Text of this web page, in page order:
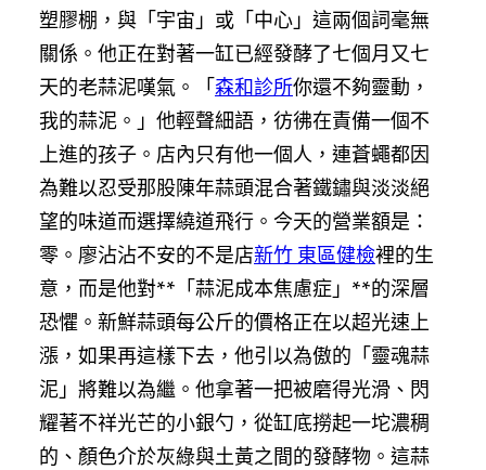
塑膠棚，與「宇宙」或「中心」這兩個詞毫無
關係。他正在對著一缸已經發酵了七個月又七
天的老蒜泥嘆氣。「森和診所你還不夠靈動，
我的蒜泥。」他輕聲細語，彷彿在責備一個不
上進的孩子。店內只有他一個人，連蒼蠅都因
為難以忍受那股陳年蒜頭混合著鐵鏽與淡淡絕
望的味道而選擇繞道飛行。今天的營業額是：
零。廖沾沾不安的不是店新竹 東區健檢裡的生
意，而是他對**「蒜泥成本焦慮症」**的深層
恐懼。新鮮蒜頭每公斤的價格正在以超光速上
漲，如果再這樣下去，他引以為傲的「靈魂蒜
泥」將難以為繼。他拿著一把被磨得光滑、閃
耀著不祥光芒的小銀勺，從缸底撈起一坨濃稠
的、顏色介於灰綠與土黃之間的發酵物。這蒜